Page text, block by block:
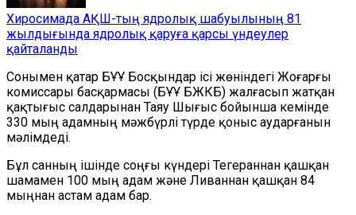
Хиросимада АҚШ-тың ядролық шабуылының 81
жылдығында ядролық қаруға қарсы үндеулер
қайталанды
Сонымен қатар БҰҰ Босқындар ісі жөніндегі Жоғарғы
комиссары басқармасы (БҰҰ БЖКБ) жалғасып жатқан
қақтығыс салдарынан Таяу Шығыс бойынша кемінде
330 мың адамның мәжбүрлі түрде қоныс аударғанын
мәлімдеді.
Бұл санның ішінде соңғы күндері Тегераннан қашқан
шамамен 100 мың адам және Ливаннан қашқан 84
мыңнан астам адам бар.